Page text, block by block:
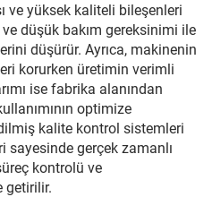
ve yüksek kaliteli bileşenleri
düşük bakım gereksinimi ile
düşürür. Ayrıca, makinenin
korurken üretimin verimli
ise fabrika alanından
optimize
kalite kontrol sistemleri
gerçek zamanlı
kontrolü ve
getirilir.